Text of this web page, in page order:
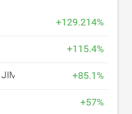
+129.214%
+115.4%
JIMOTHY +85.1%
+57%